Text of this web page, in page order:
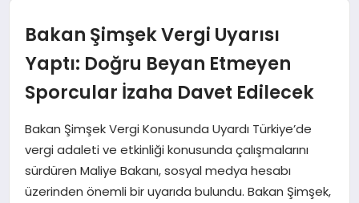
TEKNOLOJI
EĞITIM
MAGAZIN
Bakan Şimşek Vergi Uyarısı
Yaptı: Doğru Beyan Etmeyen
Sporcular İzaha Davet Edilecek
Bakan Şimşek Vergi Konusunda Uyardı Türkiye’de
vergi adaleti ve etkinliği konusunda çalışmalarını
sürdüren Maliye Bakanı, sosyal medya hesabı
üzerinden önemli bir uyarıda bulundu. Bakan Şimşek,